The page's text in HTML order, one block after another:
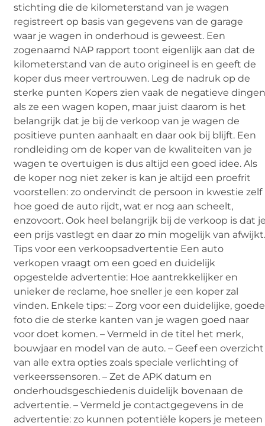
stichting die de kilometerstand van je wagen
registreert op basis van gegevens van de garage
waar je wagen in onderhoud is geweest. Een
zogenaamd NAP rapport toont eigenlijk aan dat de
kilometerstand van de auto origineel is en geeft de
koper dus meer vertrouwen. Leg de nadruk op de
sterke punten Kopers zien vaak de negatieve
als ze een wagen kopen, maar juist daarom is het
belangrijk dat je bij de verkoop van je wagen de
positieve punten aanhaalt en daar ook bij blijft. Een
rondleiding om de koper van de kwaliteiten van je
wagen te overtuigen is dus altijd een goed idee. Als
de koper nog niet zeker is kan je altijd een proefrit
voorstellen: zo ondervindt de persoon in kwestie zelf
hoe goed de auto rijdt, wat er nog aan scheelt,
enzovoort. Ook heel belangrijk bij de verkoop is dat
een prijs vastlegt en daar zo min mogelijk van
Tips voor een verkoopsadvertentie Een auto
verkopen vraagt om een goed en duidelijk
opgestelde advertentie: Hoe aantrekkelijker en
unieker de reclame, hoe sneller je een koper zal
vinden. Enkele tips: – Zorg voor een duidelijke, goede
foto die de sterke kanten van je wagen goed naar
voor doet komen. – Vermeld in de titel het merk,
bouwjaar en model van de auto. – Geef een overzicht
van alle extra opties zoals speciale verlichting of
verkeerssensoren. – Zet de APK datum en
onderhoudsgeschiedenis duidelijk bovenaan de
advertentie. – Vermeld je contactgegevens in de
advertentie: zo kunnen potentiële kopers je meteen